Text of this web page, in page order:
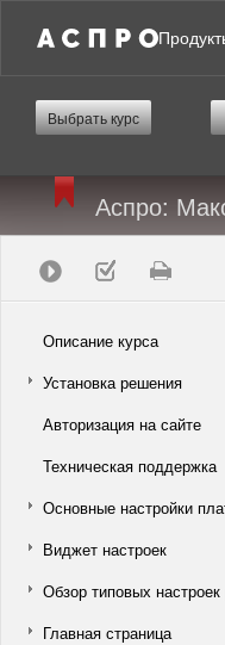
Выбрать курс
Аспро:
Описание курса
Установка решения
Авторизация на сайте
Техническая поддержка
Основные настройки
Виджет настроек
Обзор типовых
Главная страница